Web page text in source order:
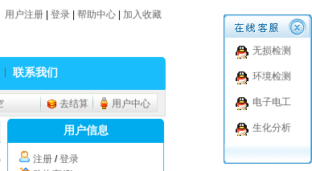
用户注册 登录 帮助中心 加入收藏
联系我们
去结算 用户中心
无损检测
环境检测
电子电工
生化分析
用户信息
注册 /登录